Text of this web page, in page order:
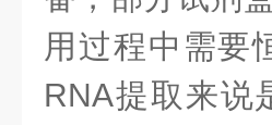
用过程中需要
RNA提取来说